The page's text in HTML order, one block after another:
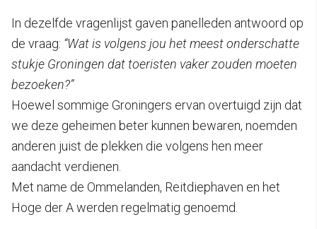
In dezelfde vragenlijst gaven panelleden antwoord op
de vraag: “Wat is volgens jou het meest onderschatte
stukje Groningen dat toeristen vaker zouden moeten
bezoeken?”
Hoewel sommige Groningers ervan overtuigd zijn dat
we deze geheimen beter kunnen bewaren, noemden
anderen juist de plekken die volgens hen meer
aandacht verdienen.
Met name de Ommelanden, Reitdiephaven en het
Hoge der A werden regelmatig genoemd.